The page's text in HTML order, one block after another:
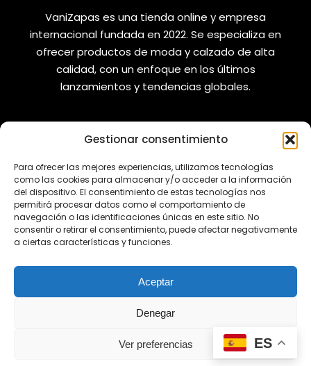
Gestionar consentimiento
Para ofrecer las mejores experiencias, utilizamos tecnologías
como las cookies para almacenar y/o acceder a la información
del dispositivo. El consentimiento de estas tecnologías nos
permitirá procesar datos como el comportamiento de
navegación o las identificaciones únicas en este sitio. No
consentir o retirar el consentimiento, puede afectar negativamente
a ciertas características y funciones.
Aceptar
Denegar
Ver preferencias
VaniZapas es una tienda online y empresa
internacional fundada en 2022. Se especializa en
ofrecer productos de moda y calzado de alta
calidad, con un enfoque en los últimos
lanzamientos y tendencias globales.
Envíos
Reembolsos
Cambios y Devoluciones
Aviso Legal
Política de Privacidad
Política de Cookies
REDES SOCIALES
ES
¿Tienes alguna duda?